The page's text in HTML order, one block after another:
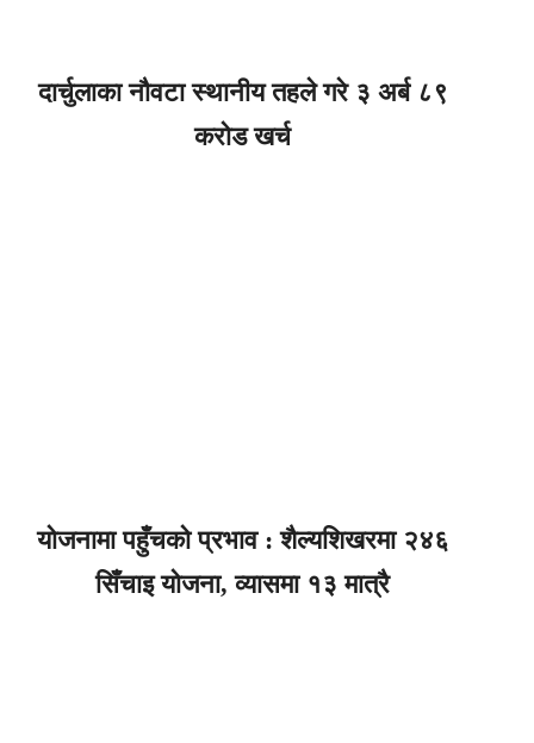
दार्चुलाका नौवटा स्थानीय तहले गरे ३ अर्ब ८९
करोड खर्च
योजनामा पहुँचको प्रभाव : शैल्यशिखरमा २४६
सिँचाइ योजना, व्यासमा १३ मात्रै